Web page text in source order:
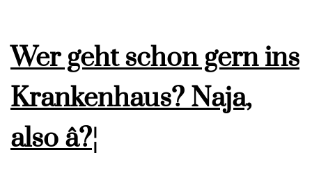
Wer geht schon gern ins
Krankenhaus? Naja,
also â?¦